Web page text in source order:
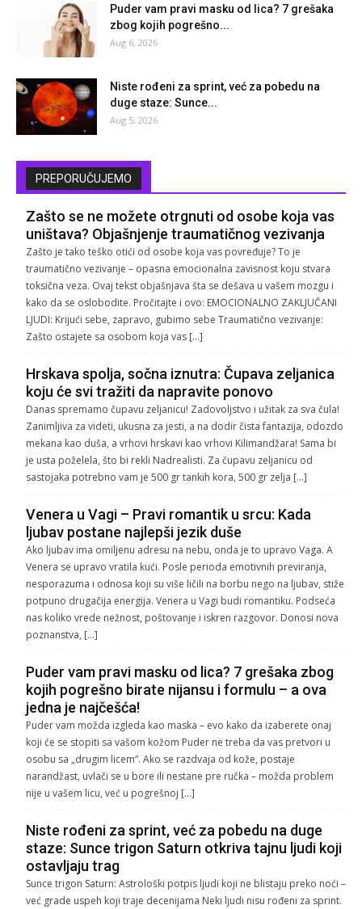
Puder vam pravi masku od lica? 7 grešaka
zbog kojih pogrešno...
Aug 6, 2026
Niste rođeni za sprint, već za pobedu na
duge staze: Sunce...
Aug 5, 2026
PREPORUČUJEMO
Zašto se ne možete otrgnuti od osobe koja vas
uništava? Objašnjenje traumatičnog vezivanja
Zašto je tako teško otići od osobe koja vas povređuje? To je
traumatično vezivanje – opasna emocionalna zavisnost koju stvara
toksična veza. Ovaj tekst objašnjava šta se dešava u vašem mozgu i
kako da se oslobodite. Pročitajte i ovo: EMOCIONALNO ZAKLJUČANI
LJUDI: Krijući sebe, zapravo, gubimo sebe Traumatično vezivanje:
Zašto ostajete sa osobom koja vas […]
Hrskava spolja, sočna iznutra: Čupava zeljanica
koju će svi tražiti da napravite ponovo
Danas spremamo čupavu zeljanicu! Zadovoljstvo i užitak za sva čula!
Zanimljiva za videti, ukusna za jesti, a na dodir čista fantazija, odozdo
mekana kao duša, a vrhovi hrskavi kao vrhovi Kilimandžara! Sama bi
je usta poželela, što bi rekli Nadrealisti. Za čupavu zeljanicu od
sastojaka potrebno vam je 500 gr tankih kora, 500 gr zelja […]
Venera u Vagi – Pravi romantik u srcu: Kada
ljubav postane najlepši jezik duše
Ako ljubav ima omiljenu adresu na nebu, onda je to upravo Vaga. A
Venera se upravo vratila kući. Posle perioda emotivnih previranja,
nesporazuma i odnosa koji su više ličili na borbu nego na ljubav, stiže
potpuno drugačija energija. Venera u Vagi budi romantiku. Podseća
nas koliko vrede nežnost, poštovanje i iskren razgovor. Donosi nova
poznanstva, […]
Puder vam pravi masku od lica? 7 grešaka zbog
kojih pogrešno birate nijansu i formulu – a ova
jedna je najčešća!
Puder vam možda izgleda kao maska – evo kako da izaberete onaj
koji će se stopiti sa vašom kožom Puder ne treba da vas pretvori u
osobu sa „drugim licem“. Ako se razdvaja od kože, postaje
narandžast, uvlači se u bore ili nestane pre ručka – možda problem
nije u vašem licu, već u pogrešnoj […]
Niste rođeni za sprint, već za pobedu na duge
staze: Sunce trigon Saturn otkriva tajnu ljudi koji
ostavljaju trag
Sunce trigon Saturn: Astrološki potpis ljudi koji ne blistaju preko noći –
već grade uspeh koji traje decenijama Neki ljudi nisu rođeni za sprint.